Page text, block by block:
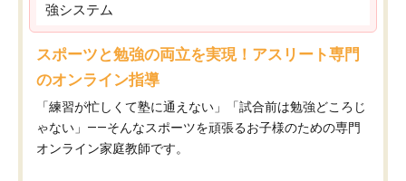
強システム
スポーツと勉強の両立を実現！アスリート専門
のオンライン指導
「練習が忙しくて塾に通えない」「試合前は勉強どころじ
ゃない」——そんなスポーツを頑張るお子様のための専門
オンライン家庭教師です。